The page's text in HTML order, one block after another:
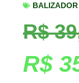
R$
R$